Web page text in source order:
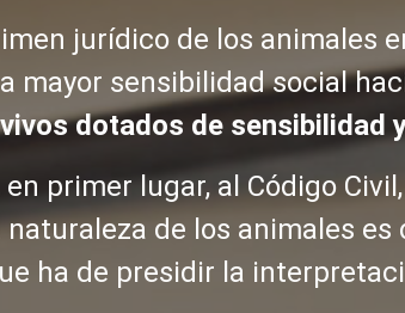
jurídico de los animales
mayor sensibilidad social
dotados de sensibilidad
primer lugar, al Código
de los animales
ha de presidir la